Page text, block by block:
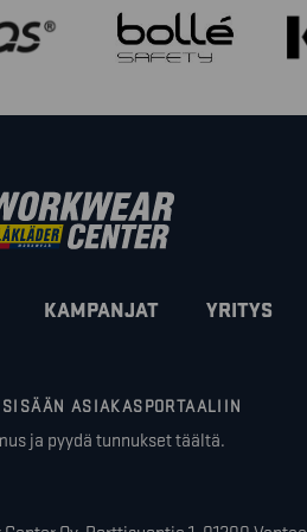
KAMPANJAT YRITYS
ASIAKASPORTAALIIN
ja pyydä tunnukset täältä.